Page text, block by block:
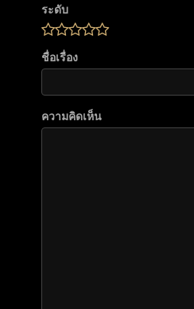
ระดับ
ชื่อเรื่อง
ความคิดเห็น